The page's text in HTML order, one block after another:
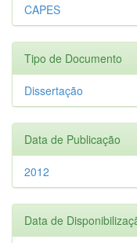
CAPES
Tipo de Documento
Dissertação
Data de Publicação
2012
Data de